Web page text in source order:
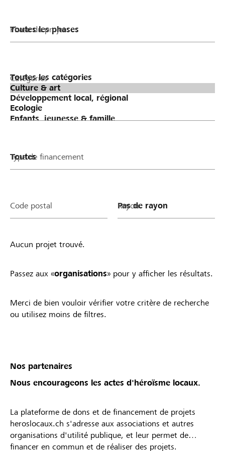
Phase du projet
Catégories
Type de financement
Code postal Rayon
Aucun projet trouvé.
Passez aux «organisations» pour y afficher les résultats.
Merci de bien vouloir vérifier votre critère de recherche
ou utilisez moins de filtres.
Nos partenaires
Nous encourageons les actes d'héroïsme locaux.
La plateforme de dons et de financement de projets
heroslocaux.ch s'adresse aux associations et autres
organisations d'utilité publique, et leur permet de
financer en commun et de réaliser des projets.